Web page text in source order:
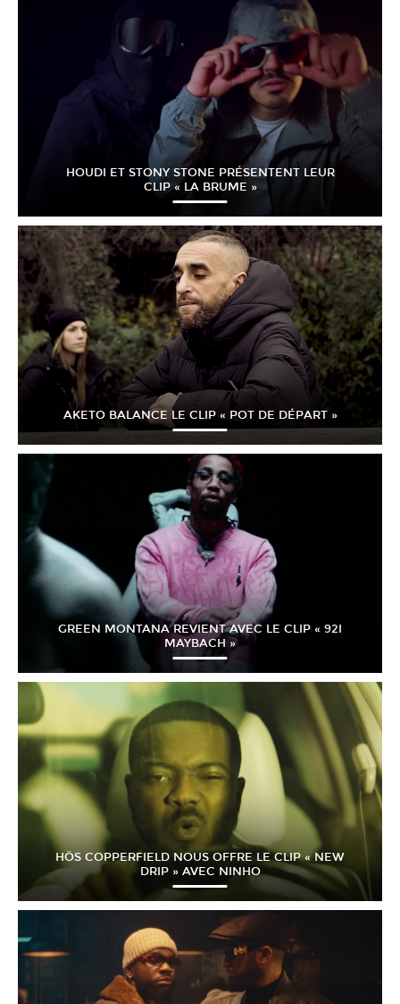
HOUDI ET STONY STONE PRÉSENTENT LEUR
CLIP « LA BRUME »
AKETO BALANCE LE CLIP « POT DE DÉPART »
GREEN MONTANA REVIENT AVEC LE CLIP « 92I
MAYBACH »
HÖS COPPERFIELD NOUS OFFRE LE CLIP « NEW
DRIP » AVEC NINHO